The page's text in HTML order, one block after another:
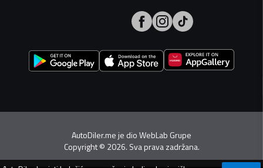
AutoDiler.me je dioWebLab Grupe
Copyright© 2026. Sva prava zadržana.